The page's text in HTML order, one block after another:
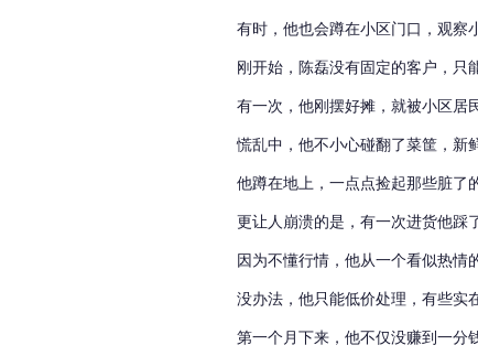
有时，他也会蹲在小区门口，观察
刚开始，陈磊没有固定的客户，只
有一次，他刚摆好摊，就被小区居
慌乱中，他不小心碰翻了菜筐，新
他蹲在地上，一点点捡起那些脏了
更让人崩溃的是，有一次进货他踩
因为不懂行情，他从一个看似热情
没办法，他只能低价处理，有些实
第一个月下来，他不仅没赚到一分